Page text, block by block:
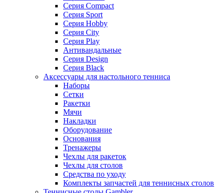
Серия Compact
Серия Sport
Серия Hobby
Серия City
Серия Play
Антивандальные
Серия Design
Серия Black
Аксессуары для настольного тенниса
Наборы
Сетки
Ракетки
Мячи
Накладки
Оборудование
Основания
Тренажеры
Чехлы для ракеток
Чехлы для столов
Средства по уходу
Комплекты запчастей для теннисных столов